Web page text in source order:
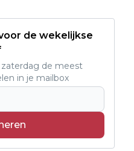
de wekelijkse
de meest
in je mailbox